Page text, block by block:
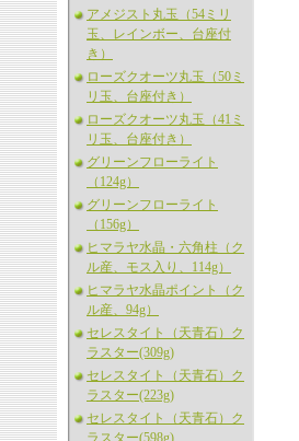
アメジスト丸玉（54ミリ
玉、レインボー、台座付
き）
ローズクオーツ丸玉（50ミ
リ玉、台座付き）
ローズクオーツ丸玉（41ミ
リ玉、台座付き）
グリーンフローライト
（124g）
グリーンフローライト
（156g）
ヒマラヤ水晶・六角柱（ク
ル産、モス入り、114g）
ヒマラヤ水晶ポイント（ク
ル産、94g）
セレスタイト（天青石）ク
ラスター(309g)
セレスタイト（天青石）ク
ラスター(223g)
セレスタイト（天青石）ク
ラスター(598g)